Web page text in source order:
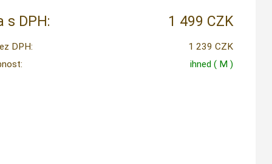
s DPH: 1 499 CZK
DPH:
1 239 CZK
ihned ( M )